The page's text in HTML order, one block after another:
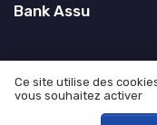
Bank Assu
Mentions légales
Ce site utilise des
vous souhaitez activer